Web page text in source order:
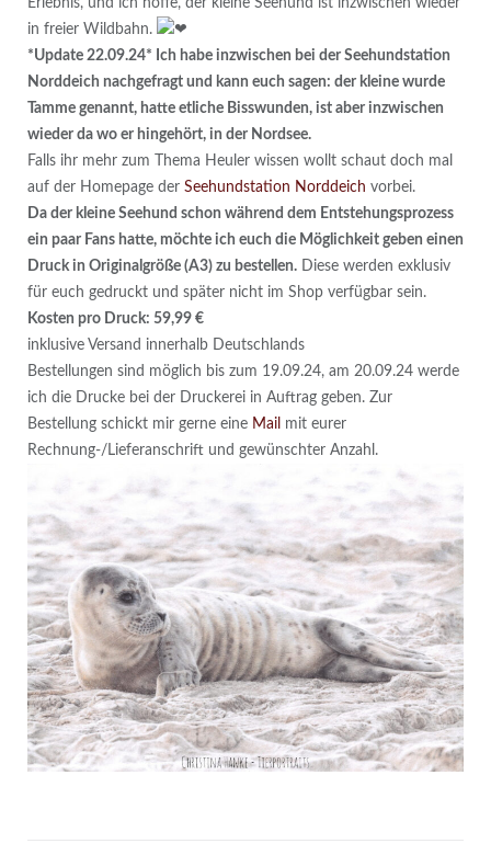
Erlebnis, und ich hoffe, der kleine Seehund ist inzwischen wieder
in freier Wildbahn.
*Update 22.09.24* Ich habe inzwischen bei der Seehundstation
Norddeich nachgefragt und kann euch sagen: der kleine wurde
Tamme genannt, hatte etliche Bisswunden, ist aber inzwischen
wieder da wo er hingehört, in der Nordsee.
Falls ihr mehr zum Thema Heuler wissen wollt schaut doch mal
auf der Homepage der Seehundstation Norddeich vorbei.
Da der kleine Seehund schon während dem Entstehungsprozess
ein paar Fans hatte, möchte ich euch die Möglichkeit geben einen
Druck in Originalgröße (A3) zu bestellen.Diese werden exklusiv
für euch gedruckt und später nicht im Shop verfügbar sein.
Kosten pro Druck: 59,99 €
inklusive Versand innerhalb Deutschlands
Bestellungen sind möglich bis zum 19.09.24, am 20.09.24 werde
ich die Drucke bei der Druckerei in Auftrag geben. Zur
Bestellung schickt mir gerne eine Mail mit eurer
Rechnung-/Lieferanschrift und gewünschter Anzahl.